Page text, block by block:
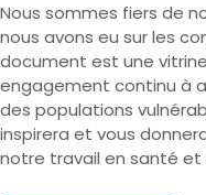
Nous sommes fiers de
nous avons eu sur les
document est une
engagement continu à
des populations
inspirera et vous
notre travail en santé et